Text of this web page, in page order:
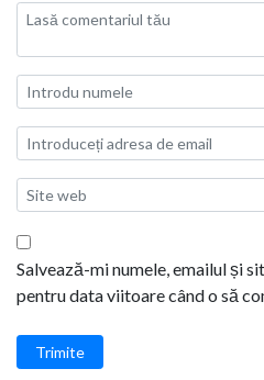
Salvează-mi numele, emailul și
pentru data viitoare când o să
Trimite